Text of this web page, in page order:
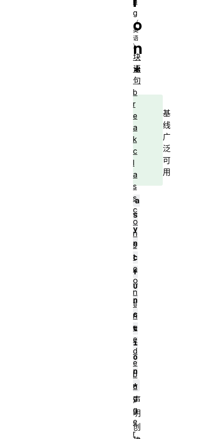
o
n
*
基
线
广
泛
可
用
a
s
y
n
c
f
u
n
c
t
i
o
n
*
声
明
创
g
块
语
句
b
r
e
a
k
c
l
a
s
s
c
o
n
s
t
c
o
n
ti
n
u
e
d
e
b
u
g
g
e
r